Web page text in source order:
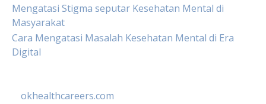
Mengatasi Stigma seputar Kesehatan Mental di
Masyarakat
Cara Mengatasi Masalah Kesehatan Mental di Era
Digital
okhealthcareers.com